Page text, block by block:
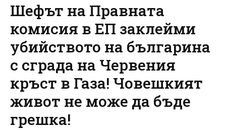
Шефът на Правната
комисия в ЕП заклейми
убийството на българина
с сграда на Червения
кръст в Газа! Човешкият
живот не може да бъде
грешка!